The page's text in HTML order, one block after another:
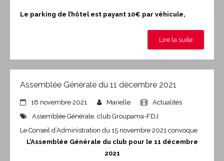
Le parking de l’hôtel est payant 10€ par véhicule,
Lire la suite
Assemblée Générale du 11 décembre 2021
16 novembre 2021 Marielle
Actualités
Assemblée Générale, club Groupama-FDJ
Le Conseil d’Administration du 15 novembre 2021 convoque
L’Assemblée Générale du club pour le 11 décembre
2021